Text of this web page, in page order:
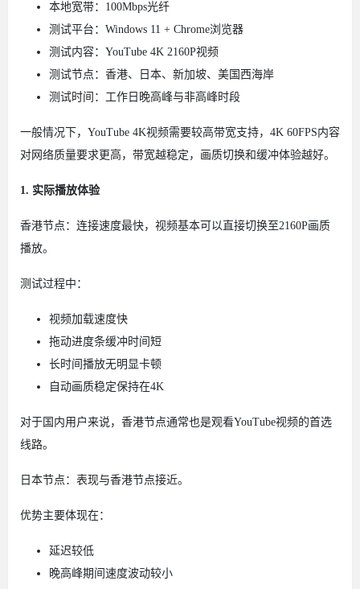
本地宽带：100Mbps光纤
测试平台：Windows 11 + Chrome浏览器
测试内容：YouTube 4K 2160P视频
测试节点：香港、日本、新加坡、美国西海岸
测试时间：工作日晚高峰与非高峰时段
一般情况下，YouTube 4K视频需要较高带宽支持，4K 60FPS内容
对网络质量要求更高，带宽越稳定，画质切换和缓冲体验越好。
1. 实际播放体验
香港节点：连接速度最快，视频基本可以直接切换至2160P画质
播放。
测试过程中：
视频加载速度快
拖动进度条缓冲时间短
长时间播放无明显卡顿
自动画质稳定保持在4K
对于国内用户来说，香港节点通常也是观看YouTube视频的首选
线路。
日本节点：表现与香港节点接近。
优势主要体现在：
延迟较低
晚高峰期间速度波动较小